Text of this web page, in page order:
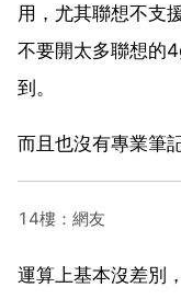
用，尤其聯想不支
不要開太多聯想的
到。
而且也沒有專業筆
14樓：網友
運算上基本沒差別